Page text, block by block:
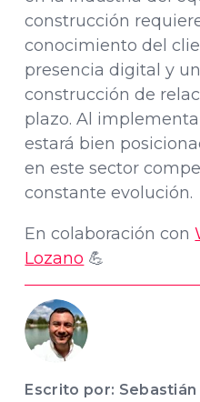
construcción
conocimiento del
presencia digital y
construcción de
plazo. Al
estará bien
en este sector
constante evolución.
En colaboración con
Lozano 💪
Escrito por: